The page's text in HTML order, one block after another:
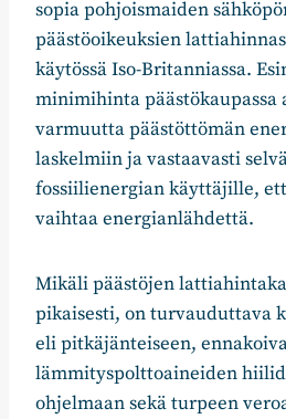
sopia pohjoismaiden
päästöoikeuksien
käytössä Iso-Britanniassa.
minimihinta päästökaupassa
varmuutta päästöttömän
laskelmiin ja vastaavasti
fossiilienergian käyttäjille,
vaihtaa energianlähdettä.
Mikäli päästöjen
pikaisesti, on turvauduttava
eli pitkäjänteiseen,
lämmityspolttoaineiden
ohjelmaan sekä turpeen